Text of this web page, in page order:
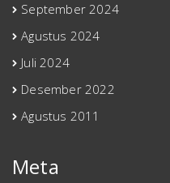
September 2024
Agustus 2024
Juli 2024
Desember 2022
Agustus 2011
Meta